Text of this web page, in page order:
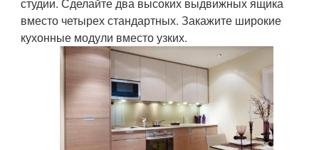
студии. Сделайте два высоких выдвижных ящика
вместо четырех стандартных. Закажите широкие
кухонные модули вместо узких.